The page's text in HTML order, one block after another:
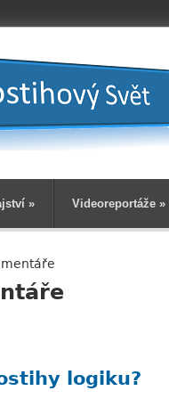
» Videoreportáže »
logiku?